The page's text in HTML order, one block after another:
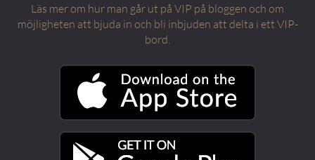
Läs mer om hur man går ut på VIP på bloggen och om
möjligheten att bjuda in och bli inbjuden att delta i ett VIP-
bord.